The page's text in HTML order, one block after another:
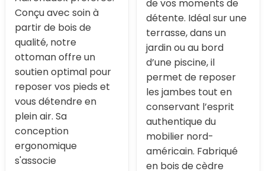
Conçu avec soin à
partir de bois de
qualité, notre
ottoman offre un
soutien optimal pour
reposer vos pieds et
vous détendre en
plein air. Sa
conception
ergonomique
s'associe
de vos moments de
détente. Idéal sur une
terrasse, dans un
jardin ou au bord
d’une piscine, il
permet de reposer
les jambes tout en
conservant l’esprit
authentique du
mobilier nord-
américain. Fabriqué
en bois de cèdre